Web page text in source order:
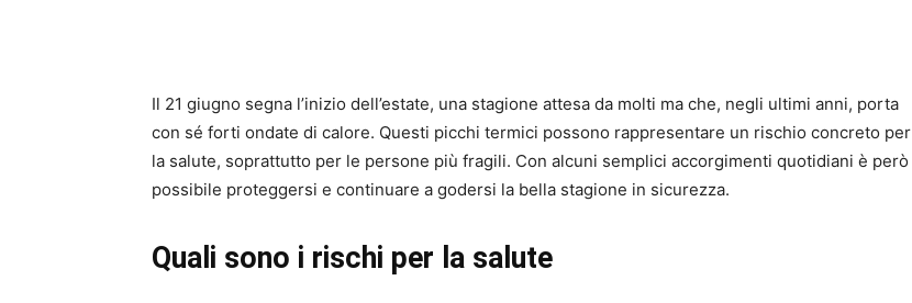
Il 21 giugno segna l’inizio dell’estate, una stagione attesa da molti ma che, negli ultimi anni, porta
con sé forti ondate di calore. Questi picchi termici possono rappresentare un rischio concreto per
la salute, soprattutto per le persone più fragili. Con alcuni semplici accorgimenti quotidiani è però
possibile proteggersi e continuare a godersi la bella stagione in sicurezza.
Quali sono i rischi per la salute